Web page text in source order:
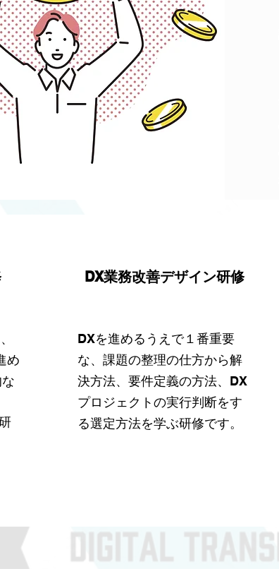
め
DX業務改善デザイン研修
キストを編集し、商品や
サービスを評価していた
だいたお客様のコメント
を表示しましょう。
DXを進めるうえで１番重要
な、課題の整理の仕方から解
決方法、要件定義の方法、DX
プロジェクトの実行判断をす
る選定方法を学ぶ研修です。